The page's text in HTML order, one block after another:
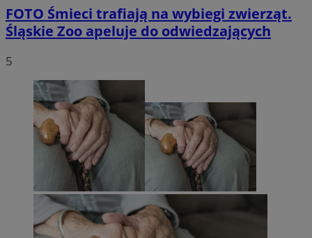
FOTO Śmieci trafiają na wybiegi zwierząt.
Śląskie Zoo apeluje do odwiedzających
5